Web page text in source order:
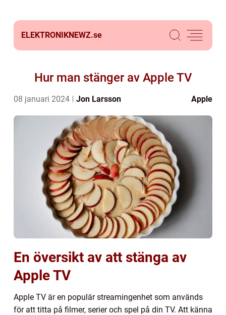
ELEKTRONIKNEWZ.se
Hur man stänger av Apple TV
08 januari 2024 Jon Larsson Apple
En översikt av att stänga av
Apple TV
Apple TV är en populär streamingenhet som används
för att titta på filmer, serier och spel på din TV. Att känna